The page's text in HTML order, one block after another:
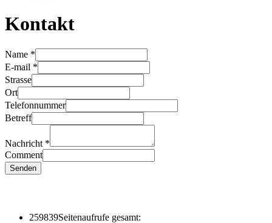
Kontakt
Name *
E-mail *
Strasse
Ort
Telefonnummer
Betreff
Nachricht *
Comment
Senden
259839Seitenaufrufe gesamt: